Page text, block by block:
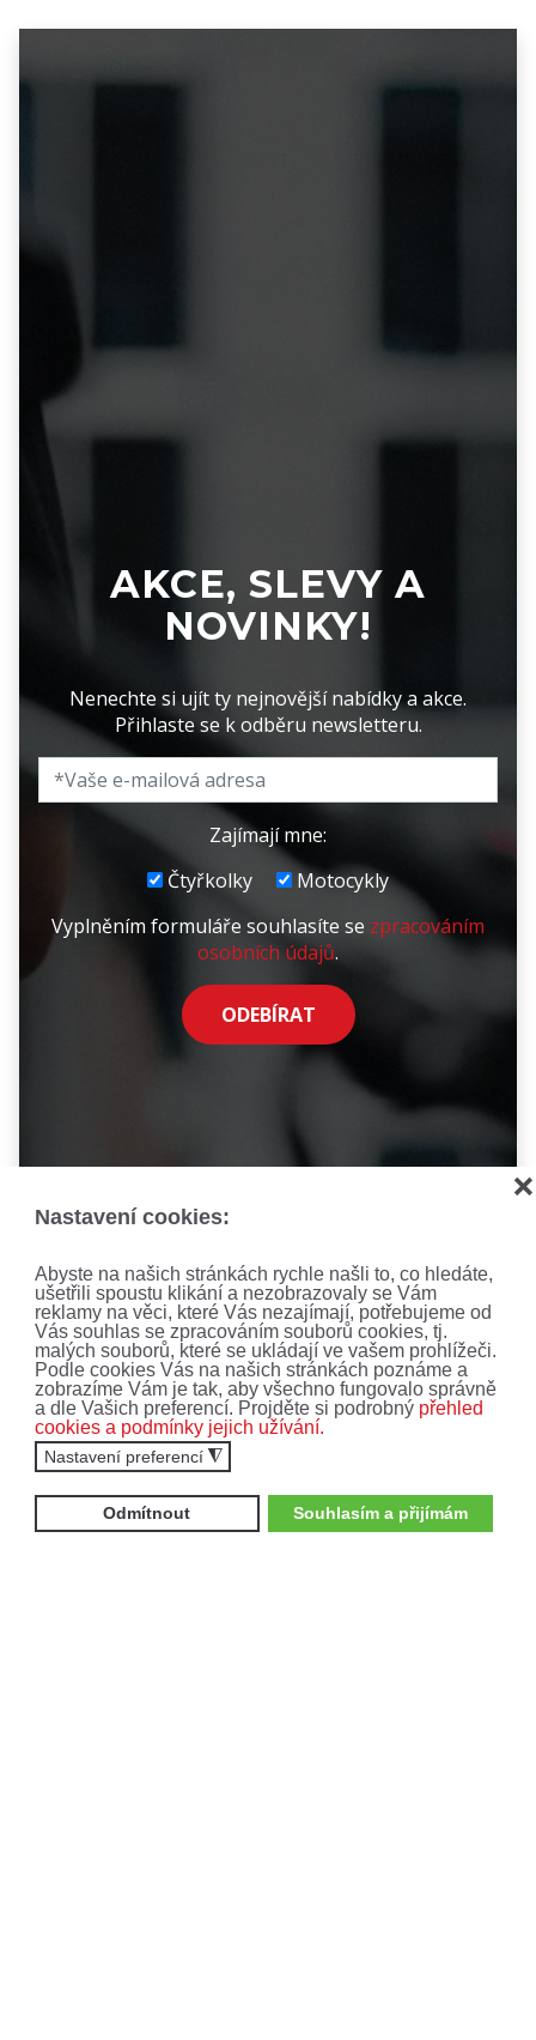
Nastavení cookies:
Abyste na našich stránkách rychle našli to, co hledáte,
ušetřili spoustu klikání a nezobrazovaly se Vám
reklamy na věci, které Vás nezajímají, potřebujeme od
Vás souhlas se zpracováním souborů cookies, tj.
malých souborů, které se ukládají ve vašem prohlížeči.
Podle cookies Vás na našich stránkách poznáme a
zobrazíme Vám je tak, aby všechno fungovalo správně
a dle Vašich preferencí. Projděte si podrobný přehled
cookies a podmínky jejich užívání.
Nastavení preferencí ◮
Odmítnout Souhlasím a přijímám
❌
AKCE, SLEVY A
NOVINKY!
Nenechte si ujít ty nejnovější nabídky a akce.
Přihlaste se k odběru newsletteru.
Zajímají mne:
Čtyřkolky
Motocykly
Vyplněním formuláře souhlasíte se zpracováním
osobních údajů.
ODEBÍRAT